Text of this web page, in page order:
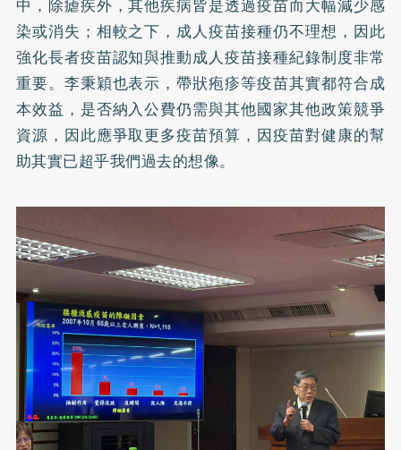
中，除瘧疾外，其他疾病皆是透過疫苗而大幅減少感
染或消失；相較之下，成人疫苗接種仍不理想，因此
強化長者疫苗認知與推動成人疫苗接種紀錄制度非常
重要。李秉穎也表示，帶狀疱疹等疫苗其實都符合成
本效益，是否納入公費仍需與其他國家其他政策競爭
資源，因此應爭取更多疫苗預算，因疫苗對健康的幫
助其實已超乎我們過去的想像。